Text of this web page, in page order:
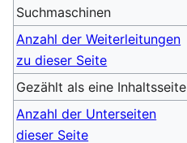
Suchmaschinen
Anzahl der Weiterleitungen
zu dieser Seite
Gezählt als eine Inhaltsseite
Anzahl der Unterseiten
dieser Seite